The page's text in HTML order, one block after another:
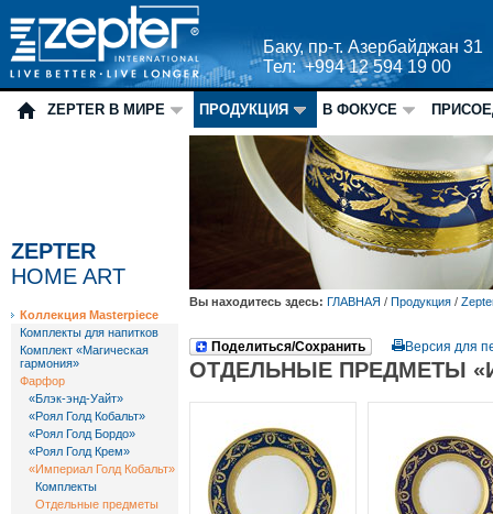
Баку, пр-т. Азербайджан 31
Тел: +994 12 594 19 00
ZEPTER В МИРЕ ПРОДУКЦИЯ В ФОКУСЕ
ZEPTER
HOME ART
Коллекция Masterpiece
Комплекты для напитков
Комплект «Магическая
гармония»
Фарфор
«Блэк-энд-Уайт»
«Роял Голд Кобальт»
«Роял Голд Бордо»
«Роял Голд Крем»
«Империал Голд Кобальт»
Комплекты
Отдельные предметы
Вы находитесь здесь: ГЛАВНАЯ / Продукция /
Поделиться/Сохранить Версия для
ОТДЕЛЬНЫЕ ПРЕДМЕТЫ